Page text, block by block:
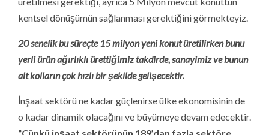
kentsel dönüşümün sağlanması gerektiğini görmekteyiz.
20 senelik bu süreçte 15 milyon yeni konut üretilirken bunu
yerli ürün ağırlıklı ürettiğimiz takdirde, sanayimiz ve bunun
alt kolların çok hızlı bir şekilde gelişecektir.
İnşaat sektörü ne kadar güçlenirse ülke ekonomisinin de
o kadar dinamik olacağını ve büyümeye devam edecektir.